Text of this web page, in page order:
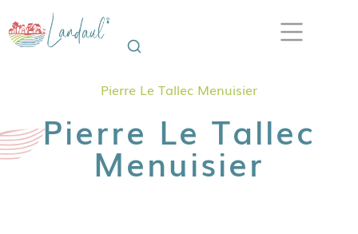
Pierre Le Tallec Menuisier
Pierre Le Tallec
Menuisier